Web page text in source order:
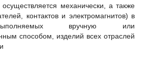
осуществляется механически, а также
контактов и электромагнитов) в
вручную или
способом, изделий всех отраслей